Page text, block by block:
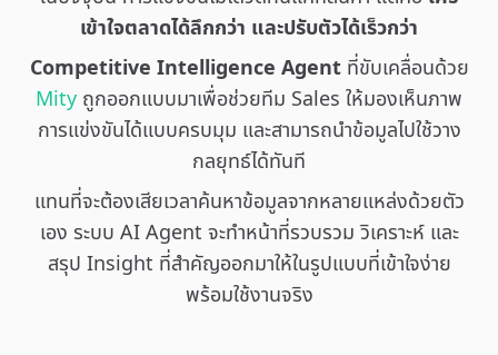
เข้าใจตลาดได้ลึกกว่า และปรับตัวได้เร็วกว่า
Competitive Intelligence Agentที่ขับเคลื่อนด้วย
Mity ถูกออกแบบมาเพื่อช่วยทีม Sales ให้มองเห็นภาพ
การแข่งขันได้แบบครบมุม และสามารถนำข้อมูลไปใช้วาง
กลยุทธ์ได้ทันที
แทนที่จะต้องเสียเวลาค้นหาข้อมูลจากหลายแหล่งด้วยตัว
เอง ระบบ AI Agent จะทำหน้าที่รวบรวม วิเคราะห์ และ
สรุป Insight ที่สำคัญออกมาให้ในรูปแบบที่เข้าใจง่าย
พร้อมใช้งานจริง